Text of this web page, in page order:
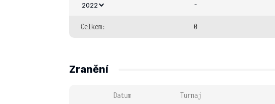
2022 -
Celkem: 0
Zranění
Datum Turnaj